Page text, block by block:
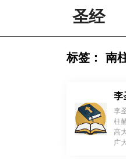
圣经
标签： 南
李
李
柱
高
广
！